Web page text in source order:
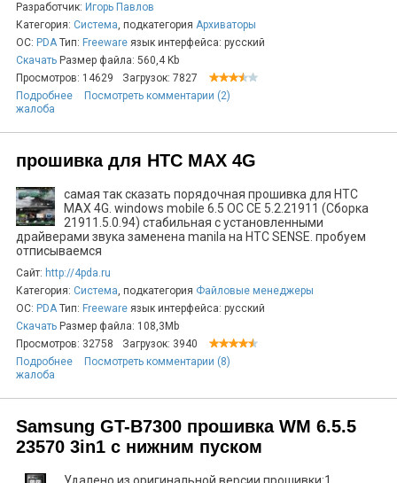
Разработчик: Игорь Павлов
Категория: Система, подкатегория Архиваторы
ОС: PDAТип: Freeware язык интерфейса: русский
Скачать Размер файла: 560,4 Kb
Просмотров: 14629
Загрузок: 7827
Подробнее
Посмотреть комментарии (2)
жалоба
прошивка для HTC MAX 4G
самая так сказать порядочная прошивка для HTC
MAX 4G. windows mobile 6.5 OC CE 5.2.21911 (Сборка
21911.5.0.94) стабильная с установленными
драйверами звука заменена manila на HTC SENSE. пробуем
отписываемся
Сайт: http://4pda.ru
Категория: Система, подкатегория Файловые менеджеры
ОС: PDAТип: Freeware язык интерфейса: русский
Скачать Размер файла: 108,3Mb
Просмотров: 32758
Загрузок: 3940
Подробнее
Посмотреть комментарии (8)
жалоба
Samsung GT-B7300 прошивка WM 6.5.5
23570 3in1 с нижним пуском